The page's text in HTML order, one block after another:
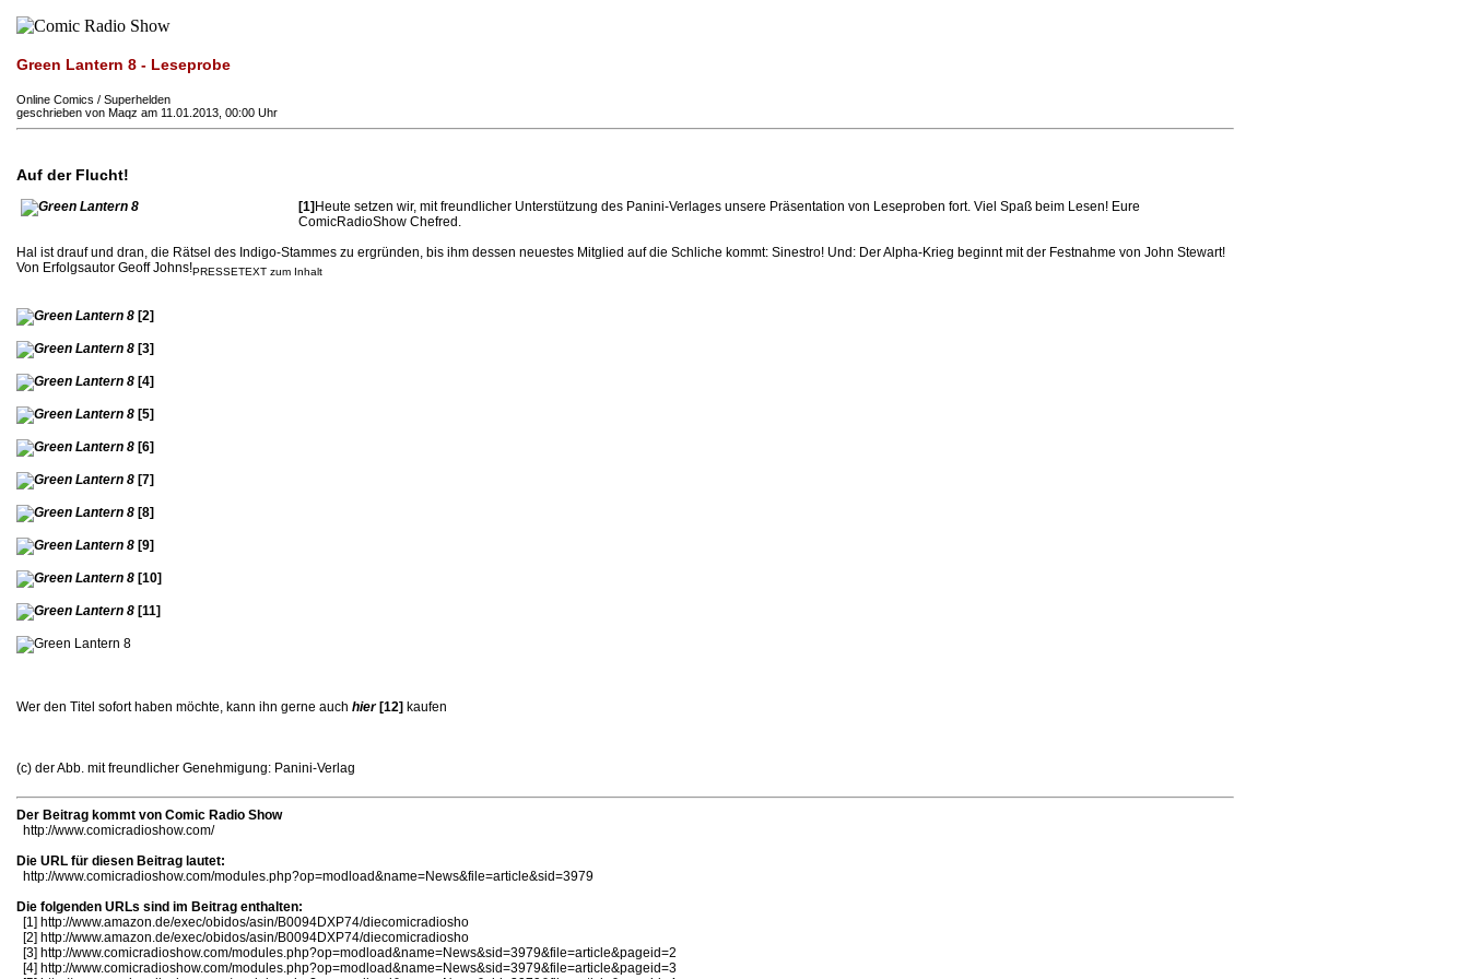
Green Lantern 8 - Leseprobe
Online Comics / Superhelden
geschrieben von Maqz am 11.01.2013, 00:00 Uhr
Auf der Flucht!
[1] Heute setzen wir, mit freundlicher Unterstützung des Panini-Verlages unsere Präsentation von Leseproben fort. Viel Spaß beim Lesen! Eure
ComicRadioShow Chefred.
Hal ist drauf und dran, die Rätsel des Indigo-Stammes zu ergründen, bis ihm dessen neuestes Mitglied auf die Schliche kommt: Sinestro! Und: Der Alpha-Krieg beginnt mit der Festnahme von John Stewart!
Von Erfolgsautor Geoff Johns!PRESSETEXT zum Inhalt
[2]
[3]
[4]
[5]
[6]
[7]
[8]
[9]
[10]
[11]
Wer den Titel sofort haben möchte, kann ihn gerne auch hier[12] kaufen
(c) der Abb. mit freundlicher Genehmigung: Panini-Verlag
Der Beitrag kommt von Comic Radio Show
http://www.comicradioshow.com/
Die URL für diesen Beitrag lautet:
http://www.comicradioshow.com/modules.php?op=modload&name=News&file=article&sid=3979
Die folgenden URLs sind im Beitrag enthalten:
[1] http://www.amazon.de/exec/obidos/asin/B0094DXP74/diecomicradiosho
[2] http://www.amazon.de/exec/obidos/asin/B0094DXP74/diecomicradiosho
[3] http://www.comicradioshow.com/modules.php?op=modload&name=News&sid=3979&file=article&pageid=2
[4] http://www.comicradioshow.com/modules.php?op=modload&name=News&sid=3979&file=article&pageid=3